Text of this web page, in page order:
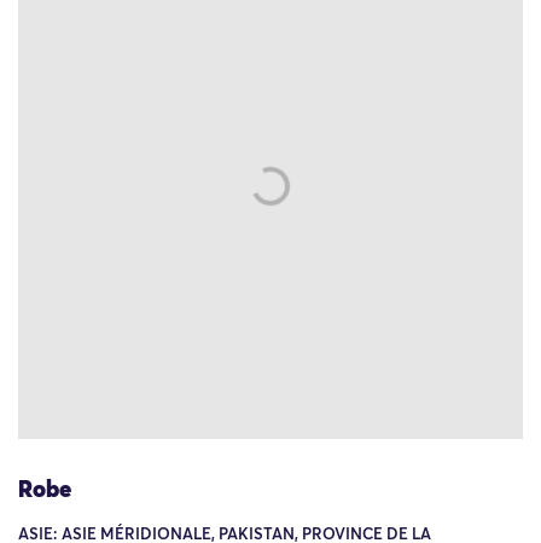
Robe
ASIE: ASIE MÉRIDIONALE, PAKISTAN, PROVINCE DE LA